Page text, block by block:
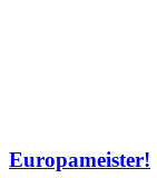
Europameister!